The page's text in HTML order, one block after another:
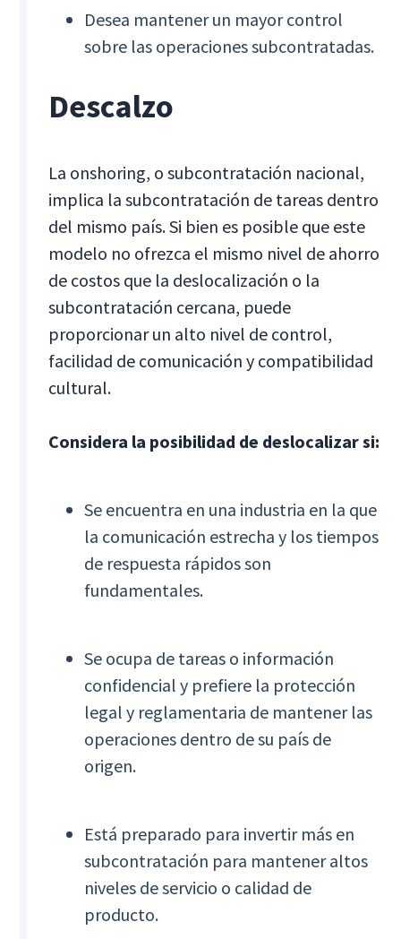
Desea mantener un mayor control
sobre las operaciones subcontratadas.
Descalzo
La onshoring, o subcontratación nacional,
implica la subcontratación de tareas dentro
del mismo país. Si bien es posible que este
modelo no ofrezca el mismo nivel de ahorro
de costos que la deslocalización o la
subcontratación cercana, puede
proporcionar un alto nivel de control,
facilidad de comunicación y compatibilidad
cultural.
Considera la posibilidad de deslocalizar si:
Se encuentra en una industria en la que
la comunicación estrecha y los tiempos
de respuesta rápidos son
fundamentales.
Se ocupa de tareas o información
confidencial y prefiere la protección
legal y reglamentaria de mantener las
operaciones dentro de su país de
origen.
Está preparado para invertir más en
subcontratación para mantener altos
niveles de servicio o calidad de
producto.